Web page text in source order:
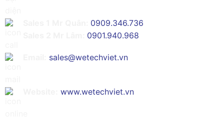
0909.346.736
0901.940.968
sales@wetechviet.vn
www.wetechviet.vn